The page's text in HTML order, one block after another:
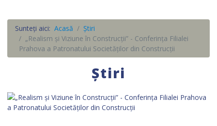
Sunteți aici: Acasă
Știri
„Realism și Viziune în Construcții” - Conferința Filialei
Prahova a Patronatului Societăților din Construcții
Știri